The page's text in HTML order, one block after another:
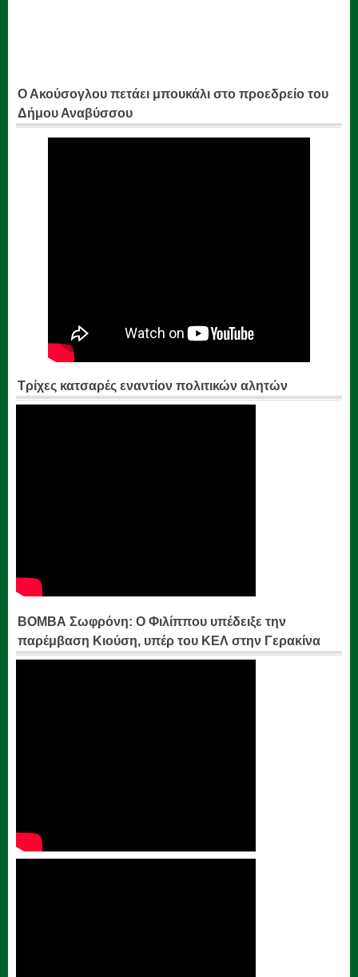
Ο Ακούσογλου πετάει μπουκάλι στο προεδρείο του
Δήμου Αναβύσσου
Τρίχες κατσαρές εναντίον πολιτικών αλητών
ΒΟΜΒΑ Σωφρόνη: Ο Φιλίππου υπέδειξε την
παρέμβαση Κιούση, υπέρ του ΚΕΛ στην Γερακίνα